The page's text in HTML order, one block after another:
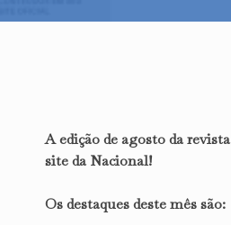
A edição de agosto da
site da Nacional!
Os destaques deste mês são: